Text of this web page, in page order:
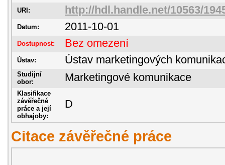
URI: http://hdl.handle.net/10563/
Datum: 2011-10-01
Dostupnost: Bez omezení
Ústav: Ústav marketingových
Studijní
obor:
Marketingové komunikace
Klasifikace
závěřečné
práce a její
obhajoby:
D
Citace závěřečné práce